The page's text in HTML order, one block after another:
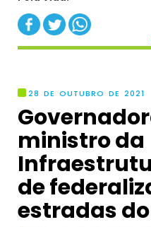
28 DE OUTUBRO DE 2021
ministro da
de
estradas do